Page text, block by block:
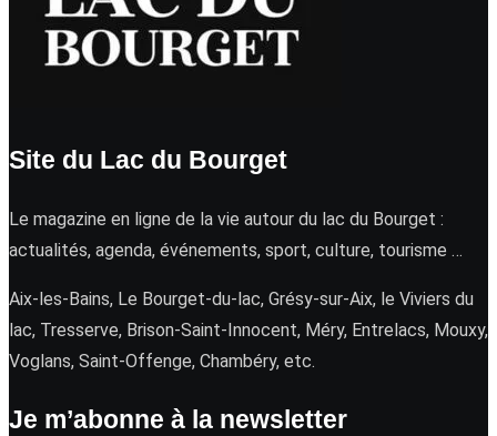
Site du Lac du Bourget
Le magazine en ligne de la vie autour du lac du Bourget :
actualités, agenda, événements, sport, culture, tourisme …
Aix-les-Bains, Le Bourget-du-lac, Grésy-sur-Aix, le Viviers du
lac, Tresserve, Brison-Saint-Innocent, Méry, Entrelacs, Mouxy,
Voglans, Saint-Offenge, Chambéry, etc.
Je m’abonne à la newsletter